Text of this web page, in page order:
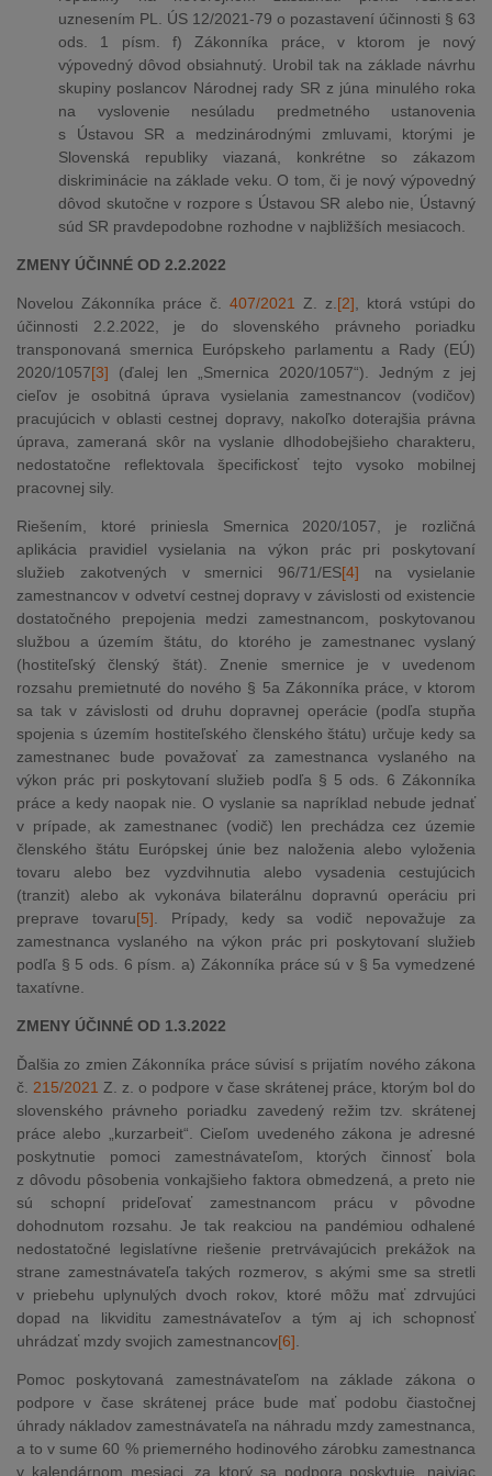
uznesením PL. ÚS 12/2021-79 o pozastavení účinnosti § 63
ods. 1 písm. f) Zákonníka práce, v ktorom je nový
výpovedný dôvod obsiahnutý. Urobil tak na základe návrhu
skupiny poslancov Národnej rady SR z júna minulého roka
na vyslovenie nesúladu predmetného ustanovenia
s Ústavou SR a medzinárodnými zmluvami, ktorými je
Slovenská republiky viazaná, konkrétne so zákazom
diskriminácie na základe veku. O tom, či je nový výpovedný
dôvod skutočne v rozpore s Ústavou SR alebo nie, Ústavný
súd SR pravdepodobne rozhodne v najbližších mesiacoch.
ZMENY ÚČINNÉ OD 2.2.2022
Novelou Zákonníka práce č. 407/2021 Z. z. [2] , ktorá vstúpi do
účinnosti 2.2.2022, je do slovenského právneho poriadku
transponovaná smernica Európskeho parlamentu a Rady (EÚ)
2020/1057[3] (ďalej len „Smernica 2020/1057“). Jedným z jej
cieľov je osobitná úprava vysielania zamestnancov (vodičov)
pracujúcich v oblasti cestnej dopravy, nakoľko doterajšia právna
úprava, zameraná skôr na vyslanie dlhodobejšieho charakteru,
nedostatočne reflektovala špecifickosť tejto vysoko mobilnej
pracovnej sily.
Riešením, ktoré priniesla Smernica 2020/1057, je rozličná
aplikácia pravidiel vysielania na výkon prác pri poskytovaní
služieb zakotvených v smernici 96/71/ES[4] na vysielanie
zamestnancov v odvetví cestnej dopravy v závislosti od existencie
dostatočného prepojenia medzi zamestnancom, poskytovanou
službou a územím štátu, do ktorého je zamestnanec vyslaný
(hostiteľský členský štát). Znenie smernice je v uvedenom
rozsahu premietnuté do nového § 5a Zákonníka práce, v ktorom
sa tak v závislosti od druhu dopravnej operácie (podľa stupňa
spojenia s územím hostiteľského členského štátu) určuje kedy sa
zamestnanec bude považovať za zamestnanca vyslaného na
výkon prác pri poskytovaní služieb podľa § 5 ods. 6 Zákonníka
práce a kedy naopak nie. O vyslanie sa napríklad nebude jednať
v prípade, ak zamestnanec (vodič) len prechádza cez územie
členského štátu Európskej únie bez naloženia alebo vyloženia
tovaru alebo bez vyzdvihnutia alebo vysadenia cestujúcich
(tranzit) alebo ak vykonáva bilaterálnu dopravnú operáciu pri
preprave tovaru[5] . Prípady, kedy sa vodič nepovažuje za
zamestnanca vyslaného na výkon prác pri poskytovaní služieb
podľa § 5 ods. 6 písm. a) Zákonníka práce sú v § 5a vymedzené
taxatívne.
ZMENY ÚČINNÉ OD 1.3.2022
Ďalšia zo zmien Zákonníka práce súvisí s prijatím nového zákona
č. 215/2021 Z. z. o podpore v čase skrátenej práce, ktorým bol do
slovenského právneho poriadku zavedený režim tzv. skrátenej
práce alebo „kurzarbeit“. Cieľom uvedeného zákona je adresné
poskytnutie pomoci zamestnávateľom, ktorých činnosť bola
z dôvodu pôsobenia vonkajšieho faktora obmedzená, a preto nie
sú schopní prideľovať zamestnancom prácu v pôvodne
dohodnutom rozsahu. Je tak reakciou na pandémiou odhalené
nedostatočné legislatívne riešenie pretrvávajúcich prekážok na
strane zamestnávateľa takých rozmerov, s akými sme sa stretli
v priebehu uplynulých dvoch rokov, ktoré môžu mať zdrvujúci
dopad na likviditu zamestnávateľov a tým aj ich schopnosť
uhrádzať mzdy svojich zamestnancov[6]
Pomoc poskytovaná zamestnávateľom na základe zákona o
podpore v čase skrátenej práce bude mať podobu čiastočnej
úhrady nákladov zamestnávateľa na náhradu mzdy zamestnanca,
a to v sume 60 % priemerného hodinového zárobku zamestnanca
v kalendárnom mesiaci, za ktorý sa podpora poskytuje, najviac